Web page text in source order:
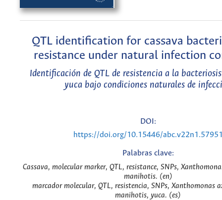
QTL identification for cassava
resistance under natural infection
Identificación de QTL de resistencia a la
yuca bajo condiciones naturales de
DOI:
https://doi.org/10.15446/
Palabras clave:
Cassava, molecular marker, QTL, resistance, SNPs,
manihotis. (en)
marcador molecular, QTL, resistencia, SNPs, Xanthomonas
manihotis, yuca. (es)